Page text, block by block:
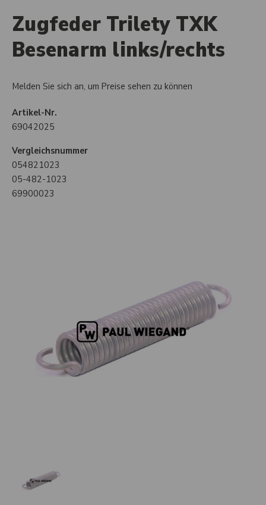
Zugfeder Trilety TXK
Besenarm links/rechts
Melden Sie sich an, um Preise sehen zu können
Artikel-Nr.
69042025
Vergleichsnummer
054821023
05-482-1023
69900023